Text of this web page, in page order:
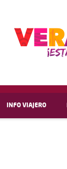
INFO VIAJERO